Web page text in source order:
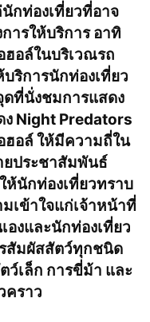
กท่องเที่ยวที่อาจ
ารให้บริการ อาทิ
อล์ในบริเวณรถ
บริการนักท่องเที่ยว
ดที่นั่งชมการแสดง
Night Predators
ฮอล์ ให้มีความถี่ใน
ประชาสัมพันธ์
ห้นักท่องเที่ยวทราบ
เข้าใจแก่เจ้าหน้าที่
องและนักท่องเที่ยว
สัมผัสสัตว์ทุกชนิด
ว์เล็ก การขี่ม้า และ
คราว